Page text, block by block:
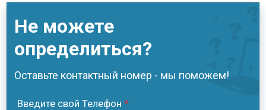
Не можете
определиться?
Оставьте контактный номер - мы поможем!
Введите свой Телефон *